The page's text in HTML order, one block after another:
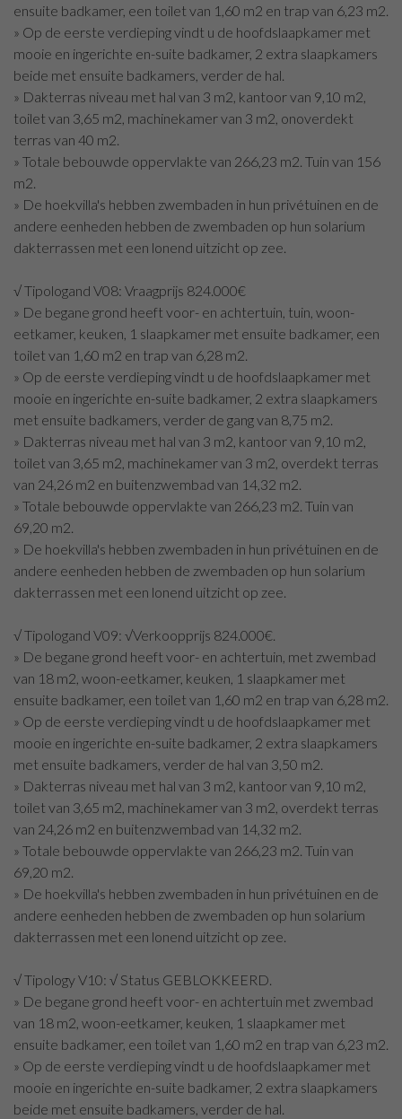
ensuite badkamer, een toilet van 1,60 m2 en trap van 6,23 m2.
» Op de eerste verdieping vindt u de hoofdslaapkamer met
mooie en ingerichte en-suite badkamer, 2 extra slaapkamers
beide met ensuite badkamers, verder de hal.
» Dakterras niveau met hal van 3 m2, kantoor van 9,10 m2,
toilet van 3,65 m2, machinekamer van 3 m2, onoverdekt
terras van 40 m2.
» Totale bebouwde oppervlakte van 266,23 m2. Tuin van 156
m2.
» De hoekvilla's hebben zwembaden in hun privétuinen en de
andere eenheden hebben de zwembaden op hun solarium
dakterrassen met een lonend uitzicht op zee.
√ Tipologand V08: Vraagprijs 824.000€
» De begane grond heeft voor- en achtertuin, tuin, woon-
eetkamer, keuken, 1 slaapkamer met ensuite badkamer, een
toilet van 1,60 m2 en trap van 6,28 m2.
» Op de eerste verdieping vindt u de hoofdslaapkamer met
mooie en ingerichte en-suite badkamer, 2 extra slaapkamers
met ensuite badkamers, verder de gang van 8,75 m2.
» Dakterras niveau met hal van 3 m2, kantoor van 9,10 m2,
toilet van 3,65 m2, machinekamer van 3 m2, overdekt terras
van 24,26 m2 en buitenzwembad van 14,32 m2.
» Totale bebouwde oppervlakte van 266,23 m2. Tuin van
69,20 m2.
» De hoekvilla's hebben zwembaden in hun privétuinen en de
andere eenheden hebben de zwembaden op hun solarium
dakterrassen met een lonend uitzicht op zee.
√ Tipologand V09: √Verkoopprijs 824.000€.
» De begane grond heeft voor- en achtertuin, met zwembad
van 18 m2, woon-eetkamer, keuken, 1 slaapkamer met
ensuite badkamer, een toilet van 1,60 m2 en trap van 6,28 m2.
» Op de eerste verdieping vindt u de hoofdslaapkamer met
mooie en ingerichte en-suite badkamer, 2 extra slaapkamers
met ensuite badkamers, verder de hal van 3,50 m2.
» Dakterras niveau met hal van 3 m2, kantoor van 9,10 m2,
toilet van 3,65 m2, machinekamer van 3 m2, overdekt terras
van 24,26 m2 en buitenzwembad van 14,32 m2.
» Totale bebouwde oppervlakte van 266,23 m2. Tuin van
69,20 m2.
» De hoekvilla's hebben zwembaden in hun privétuinen en de
andere eenheden hebben de zwembaden op hun solarium
dakterrassen met een lonend uitzicht op zee.
√ Tipology V10: √ Status GEBLOKKEERD.
» De begane grond heeft voor- en achtertuin met zwembad
van 18 m2, woon-eetkamer, keuken, 1 slaapkamer met
ensuite badkamer, een toilet van 1,60 m2 en trap van 6,23 m2.
» Op de eerste verdieping vindt u de hoofdslaapkamer met
mooie en ingerichte en-suite badkamer, 2 extra slaapkamers
beide met ensuite badkamers, verder de hal.